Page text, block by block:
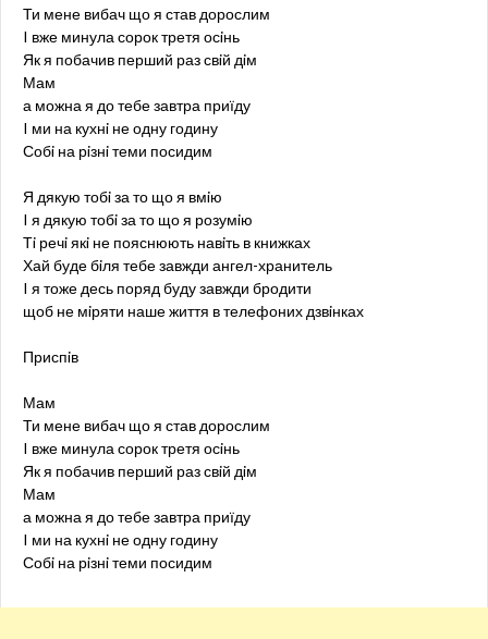
Ти мене вибач що я став дорослим
I вже минула сорок третя осiнь
Як я побачив перший раз свiй дiм
Мам
а можна я до тебе завтра приїду
I ми на кухнi не одну годину
Собi на рiзнi теми посидим
Я дякую тобi за то що я вмiю
I я дякую тобi за то що я розумiю
Тi речi якi не пояснюють навiть в книжках
Хай буде бiля тебе завжди ангел-хранитель
I я тоже десь поряд буду завжди бродити
щоб не мiряти наше життя в телефоних дзвiнках
Приспiв
Мам
Ти мене вибач що я став дорослим
I вже минула сорок третя осiнь
Як я побачив перший раз свiй дiм
Мам
а можна я до тебе завтра приїду
I ми на кухнi не одну годину
Собi на рiзнi теми посидим